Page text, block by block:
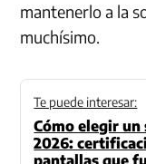
mantenerlo a la
muchísimo.
Te puede interesar:
Cómo elegir
2026: